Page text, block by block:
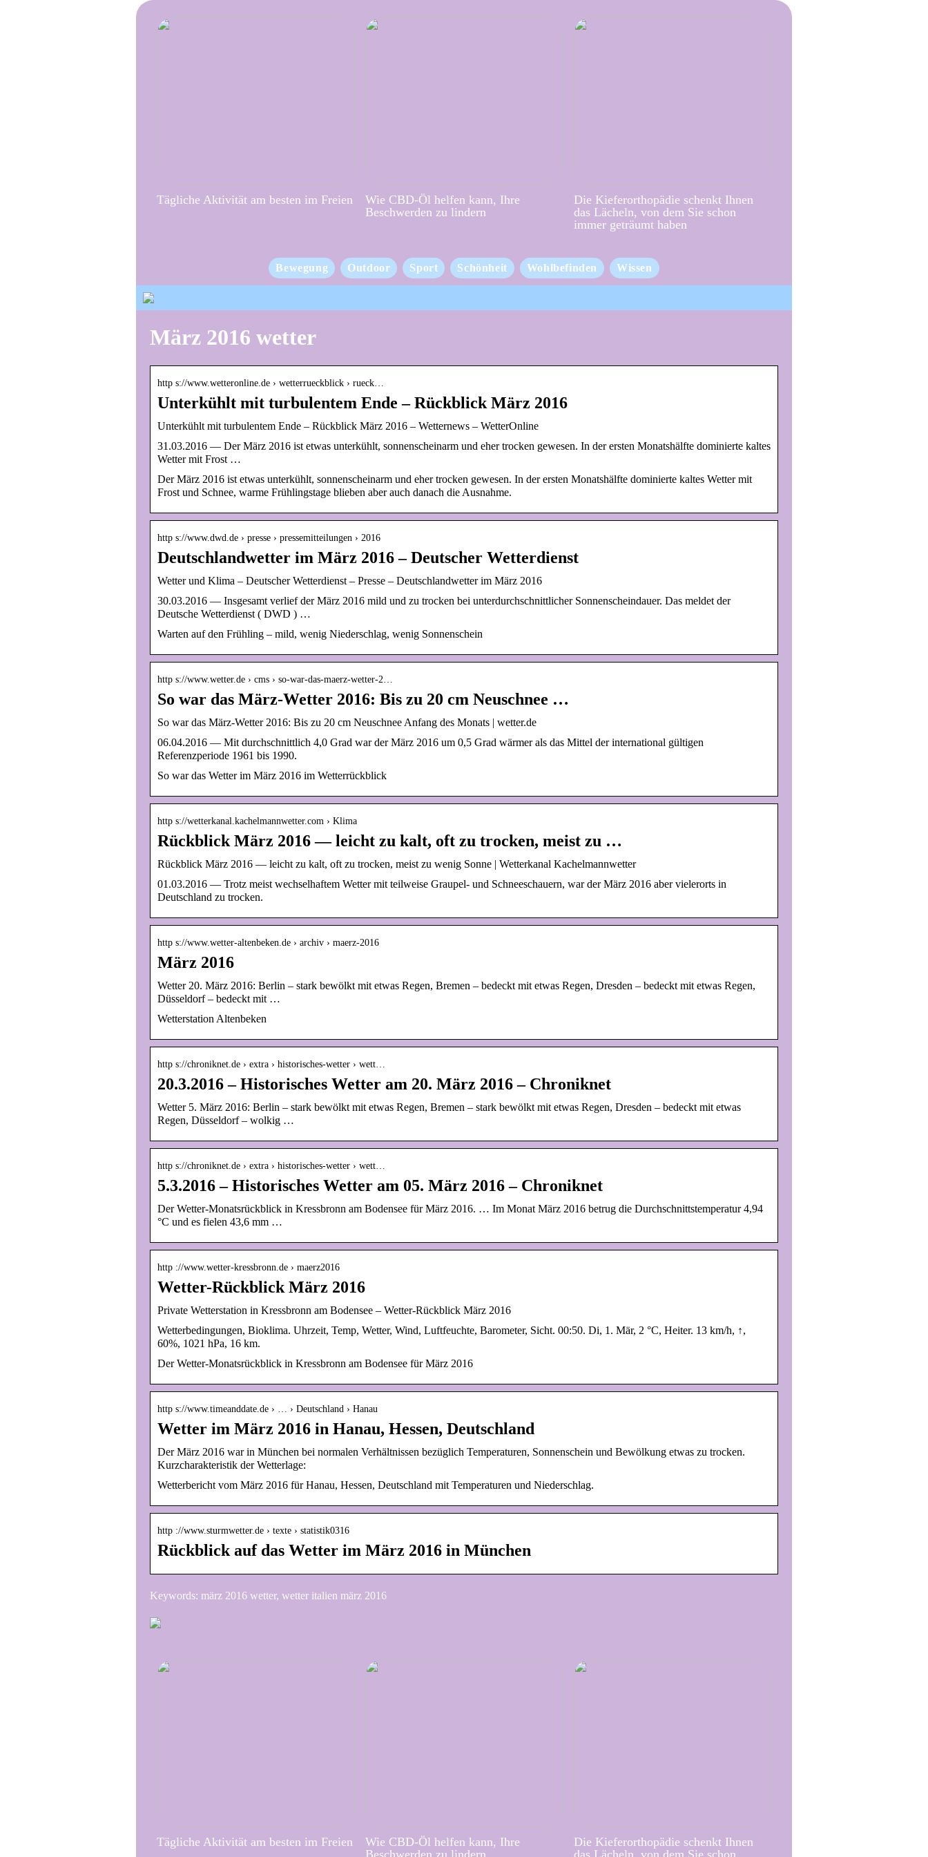
Tägliche Aktivität am besten im Freien
Wie CBD-Öl helfen kann, Ihre
Beschwerden zu lindern
Die Kieferorthopädie schenkt Ihnen
das Lächeln, von dem Sie schon
immer geträumt haben
Bewegung Outdoor Sport Schönheit Wohlbefinden Wissen
März 2016 wetter
http s://www.wetteronline.de › wetterrueckblick › rueck…
Unterkühlt mit turbulentem Ende – Rückblick März 2016
Unterkühlt mit turbulentem Ende – Rückblick März 2016 – Wetternews – WetterOnline
31.03.2016 — Der März 2016 ist etwas unterkühlt, sonnenscheinarm und eher trocken gewesen. In der ersten Monatshälfte dominierte kaltes
Wetter mit Frost …
Der März 2016 ist etwas unterkühlt, sonnenscheinarm und eher trocken gewesen. In der ersten Monatshälfte dominierte kaltes Wetter mit
Frost und Schnee, warme Frühlingstage blieben aber auch danach die Ausnahme.
http s://www.dwd.de › presse › pressemitteilungen › 2016
Deutschlandwetter im März 2016 – Deutscher Wetterdienst
Wetter und Klima – Deutscher Wetterdienst – Presse – Deutschlandwetter im März 2016
30.03.2016 — Insgesamt verlief der März 2016 mild und zu trocken bei unterdurchschnittlicher Sonnenscheindauer. Das meldet der
Deutsche Wetterdienst ( DWD ) …
Warten auf den Frühling – mild, wenig Niederschlag, wenig Sonnenschein
http s://www.wetter.de › cms › so-war-das-maerz-wetter-2…
So war das März-Wetter 2016: Bis zu 20 cm Neuschnee …
So war das März-Wetter 2016: Bis zu 20 cm Neuschnee Anfang des Monats | wetter.de
06.04.2016 — Mit durchschnittlich 4,0 Grad war der März 2016 um 0,5 Grad wärmer als das Mittel der international gültigen
Referenzperiode 1961 bis 1990.
So war das Wetter im März 2016 im Wetterrückblick
http s://wetterkanal.kachelmannwetter.com › Klima
Rückblick März 2016 — leicht zu kalt, oft zu trocken, meist zu …
Rückblick März 2016 — leicht zu kalt, oft zu trocken, meist zu wenig Sonne | Wetterkanal Kachelmannwetter
01.03.2016 — Trotz meist wechselhaftem Wetter mit teilweise Graupel- und Schneeschauern, war der März 2016 aber vielerorts in
Deutschland zu trocken.
http s://www.wetter-altenbeken.de › archiv › maerz-2016
März 2016
Wetter 20. März 2016: Berlin – stark bewölkt mit etwas Regen, Bremen – bedeckt mit etwas Regen, Dresden – bedeckt mit etwas Regen,
Düsseldorf – bedeckt mit …
Wetterstation Altenbeken
http s://chroniknet.de › extra › historisches-wetter › wett…
20.3.2016 – Historisches Wetter am 20. März 2016 – Chroniknet
Wetter 5. März 2016: Berlin – stark bewölkt mit etwas Regen, Bremen – stark bewölkt mit etwas Regen, Dresden – bedeckt mit etwas
Regen, Düsseldorf – wolkig …
http s://chroniknet.de › extra › historisches-wetter › wett…
5.3.2016 – Historisches Wetter am 05. März 2016 – Chroniknet
Der Wetter-Monatsrückblick in Kressbronn am Bodensee für März 2016. … Im Monat März 2016 betrug die Durchschnittstemperatur 4,94
°C und es fielen 43,6 mm …
http ://www.wetter-kressbronn.de › maerz2016
Wetter-Rückblick März 2016
Private Wetterstation in Kressbronn am Bodensee – Wetter-Rückblick März 2016
Wetterbedingungen, Bioklima. Uhrzeit, Temp, Wetter, Wind, Luftfeuchte, Barometer, Sicht. 00:50. Di, 1. Mär, 2 °C, Heiter. 13 km/h, ↑,
60%, 1021 hPa, 16 km.
Der Wetter-Monatsrückblick in Kressbronn am Bodensee für März 2016
http s://www.timeanddate.de › … › Deutschland › Hanau
Wetter im März 2016 in Hanau, Hessen, Deutschland
Der März 2016 war in München bei normalen Verhältnissen bezüglich Temperaturen, Sonnenschein und Bewölkung etwas zu trocken.
Kurzcharakteristik der Wetterlage:
Wetterbericht vom März 2016 für Hanau, Hessen, Deutschland mit Temperaturen und Niederschlag.
http ://www.sturmwetter.de › texte › statistik0316
Rückblick auf das Wetter im März 2016 in München
Keywords: märz 2016 wetter, wetter italien märz 2016
Tägliche Aktivität am besten im Freien
Wie CBD-Öl helfen kann, Ihre
Beschwerden zu lindern
Die Kieferorthopädie schenkt Ihnen
das Lächeln, von dem Sie schon